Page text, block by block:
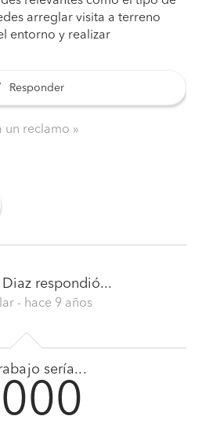
arreglar visita a terreno
entorno y realizar
Responder
un reclamo
respondió...
- hace 9 años
sería...